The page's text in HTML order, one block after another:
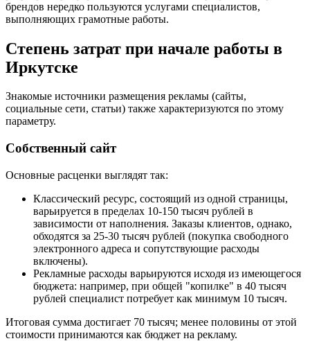
брендов нередко пользуются услугами специалистов,
выполняющих грамотные работы.
Степень затрат при начале работы в
Иркутске
Знакомые источники размещения рекламы (сайты,
социальные сети, статьи) также характеризуются по этому
параметру.
Собственный сайт
Основные расценки выглядят так:
Классический ресурс, состоящий из одной страницы,
варьируется в пределах 10-150 тысяч рублей в
зависимости от наполнения. Заказы клиентов, однако,
обходятся за 25-30 тысяч рублей (покупка свободного
электронного адреса и сопутствующие расходы
включены).
Рекламные расходы варьируются исходя из имеющегося
бюджета: например, при общей "копилке" в 40 тысяч
рублей специалист потребует как минимум 10 тысяч.
Итоговая сумма достигает 70 тысяч; менее половины от этой
стоимости принимаются как бюджет на рекламу.